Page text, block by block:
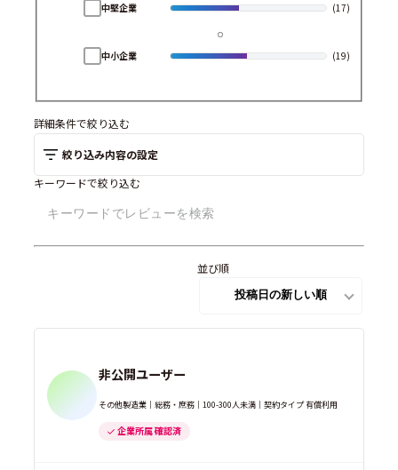
中堅企業 (17)
中小企業 (19)
詳細条件で絞り込む
絞り込み内容の設定
キーワードで絞り込む
並び順
非公開ユーザー
その他製造業｜総務・庶務｜100-300人未満｜契約タイプ 有償利用
企業所属 確認済